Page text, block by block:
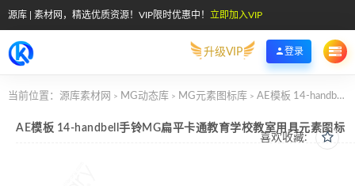
源库 | 素材网，精选优质资源！VIP限时优惠中！ 立即加入VIP
升级VIP 登录
当前位置： 源库素材网 > MG动态库 > MG元素图标库 > AE模板 14-handbell手铃MG扁平卡通教育学校教室用具元素图标
喜欢收藏:
AE模板 14-handbell手铃MG扁平卡通教育学校教室用具元素图标